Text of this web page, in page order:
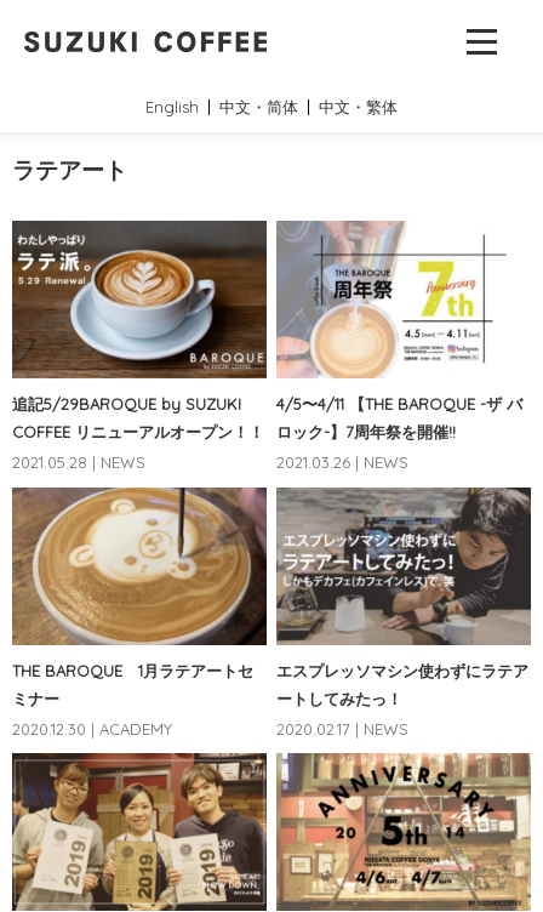
English 中文・简体 中文・繁体
ラテアート
追記5/29BAROQUE by SUZUKI
COFFEE リニューアルオープン！！
2021.05.28 | NEWS
4/5〜4/11 【THE BAROQUE -ザ バ
ロック-】7周年祭を開催!!
2021.03.26 | NEWS
THE BAROQUE 1月ラテアートセ
ミナー
2020.12.30 | ACADEMY
エスプレッソマシン使わずにラテア
ートしてみたっ！
2020.02.17 | NEWS